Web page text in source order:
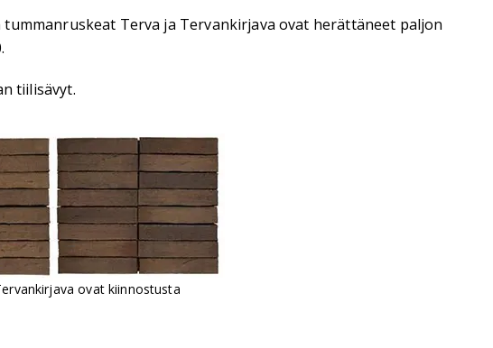
Terva ja Tervankirjava ovat herättäneet paljon
tiilisävyt.
ovat kiinnostusta